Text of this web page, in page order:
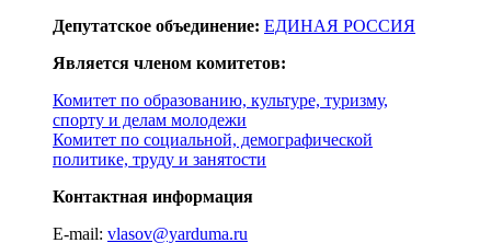
Депутатское объединение: ЕДИНАЯ РОССИЯ
Является членом комитетов:
Комитет по образованию, культуре, туризму,
спорту и делам молодежи
Комитет по социальной, демографической
политике, труду и занятости
Контактная информация
E-mail: vlasov@yarduma.ru